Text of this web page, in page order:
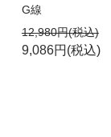
G線
12,980円(税込)
9,086円(税込)